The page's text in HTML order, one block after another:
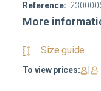
Reference:
More
Size guide
To view prices: